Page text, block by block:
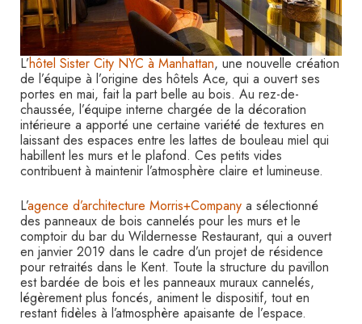
L’hôtel Sister City NYC à Manhattan, une nouvelle création
de l’équipe à l’origine des hôtels Ace, qui a ouvert ses
portes en mai, fait la part belle au bois. Au rez-de-
chaussée, l’équipe interne chargée de la décoration
intérieure a apporté une certaine variété de textures en
laissant des espaces entre les lattes de bouleau miel qui
habillent les murs et le plafond. Ces petits vides
contribuent à maintenir l’atmosphère claire et lumineuse.
L’agence d’architecture Morris+Company a sélectionné
des panneaux de bois cannelés pour les murs et le
comptoir du bar du Wildernesse Restaurant, qui a ouvert
en janvier 2019 dans le cadre d’un projet de résidence
pour retraités dans le Kent. Toute la structure du pavillon
est bardée de bois et les panneaux muraux cannelés,
légèrement plus foncés, animent le dispositif, tout en
restant fidèles à l’atmosphère apaisante de l’espace.